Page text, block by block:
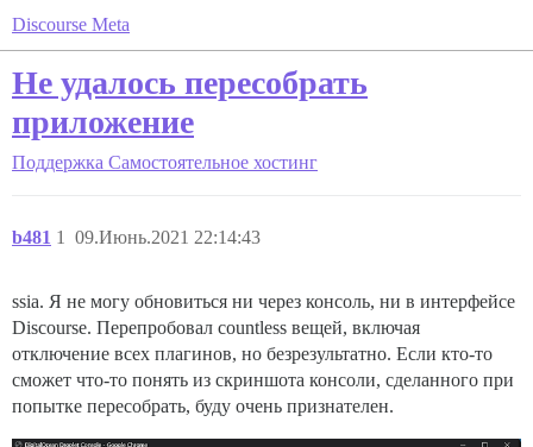
Discourse Meta
Не удалось пересобрать
приложение
Поддержка Самостоятельное хостинг
b481 09.Июнь.2021 22:14:43
1
ssia. Я не могу обновиться ни через консоль, ни в интерфейсе
Discourse. Перепробовал countless вещей, включая
отключение всех плагинов, но безрезультатно. Если кто-то
сможет что-то понять из скриншота консоли, сделанного при
попытке пересобрать, буду очень признателен.